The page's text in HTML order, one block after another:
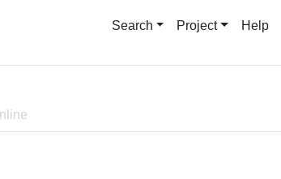
Search Project Help